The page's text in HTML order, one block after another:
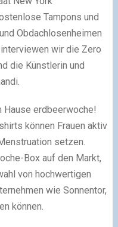
Tampons und
Obdachlosenheimen
wir die Zero
die Künstlerin und
erdbeerwoche!
können Frauen aktiv
setzen.
Box auf den Markt,
von hochwertigen
wie Sonnentor,
können.